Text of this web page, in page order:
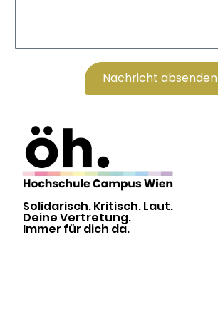
Nachricht absenden
Solidarisch. Kritisch. Laut.
Deine Vertretung.
Immer für dich da.